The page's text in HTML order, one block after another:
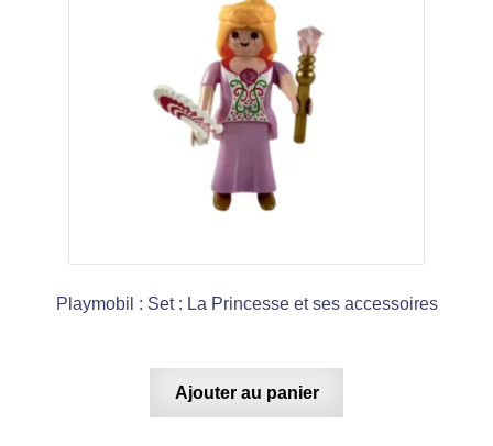
Playmobil : Set : La Princesse et ses accessoires
Ajouter au panier